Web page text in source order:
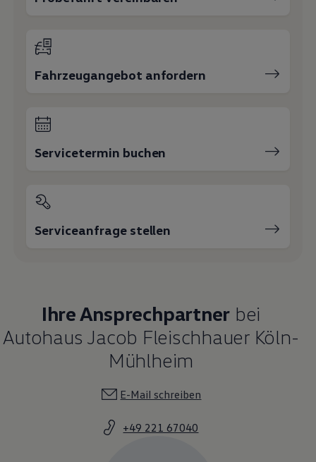
Fahrzeugangebot anfordern
Servicetermin buchen
Serviceanfrage stellen
Ihre Ansprechpartner bei
Autohaus Jacob Fleischhauer Köln-
Mühlheim
E-Mail schreiben
+49 221 67040